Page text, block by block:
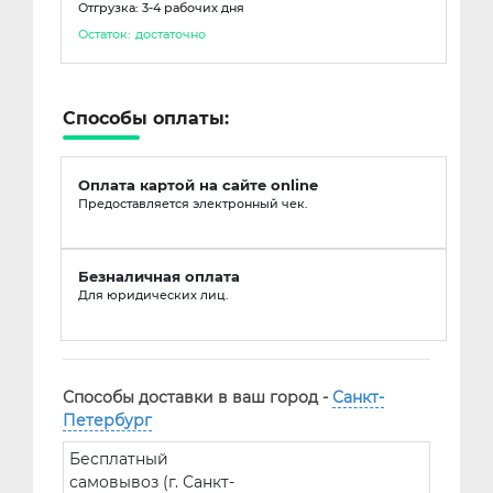
Отгрузка: 3-4 рабочих дня
Остаток: достаточно
Способы оплаты:
Оплата картой на сайте online
Предоставляется электронный чек.
Безналичная оплата
Для юридических лиц.
Способы доставки в ваш город - Санкт-
Петербург
Бесплатный
самовывоз (г. Санкт-